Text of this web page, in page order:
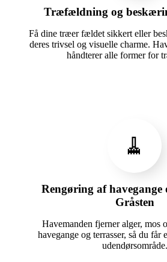
Træfældning og
Få dine træer fældet sikkert eller
deres trivsel og visuelle charme.
håndterer alle former for
🧹
Rengøring af havegange
Gråsten
Havemanden fjerner alger, mos
havegange og terrasser, så du får
udendørsområde.